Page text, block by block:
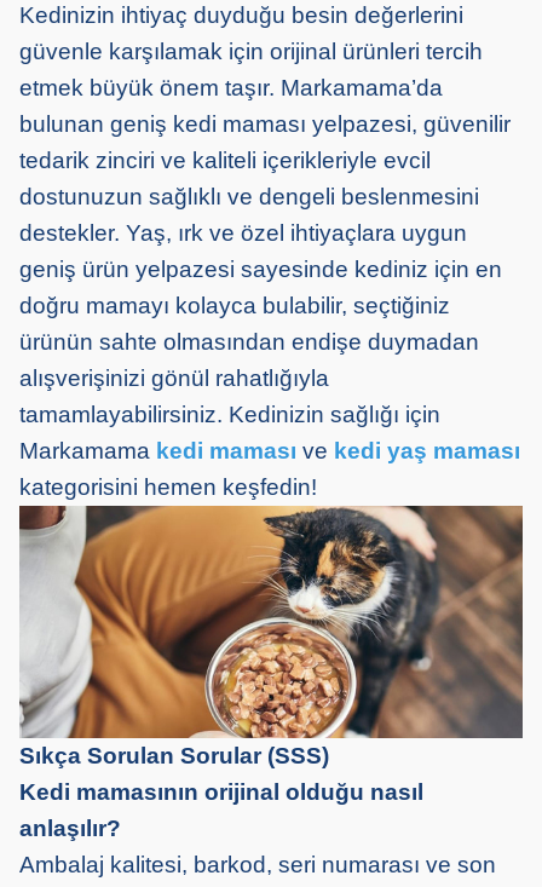
Kedinizin ihtiyaç duyduğu besin değerlerini
güvenle karşılamak için orijinal ürünleri tercih
etmek büyük önem taşır. Markamama’da
bulunan geniş kedi maması yelpazesi, güvenilir
tedarik zinciri ve kaliteli içerikleriyle evcil
dostunuzun sağlıklı ve dengeli beslenmesini
destekler. Yaş, ırk ve özel ihtiyaçlara uygun
geniş ürün yelpazesi sayesinde kediniz için en
doğru mamayı kolayca bulabilir, seçtiğiniz
ürünün sahte olmasından endişe duymadan
alışverişinizi gönül rahatlığıyla
tamamlayabilirsiniz. Kedinizin sağlığı için
Markamama kedi maması ve kedi yaş maması
kategorisini hemen keşfedin!
Sıkça Sorulan Sorular (SSS)
Kedi mamasının orijinal olduğu nasıl
anlaşılır?
Ambalaj kalitesi, barkod, seri numarası ve son